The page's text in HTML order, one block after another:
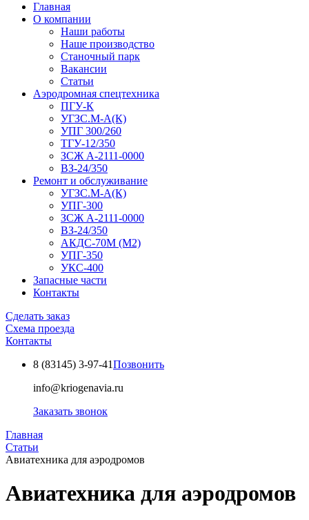
Главная
О компании
Наши работы
Наше производство
Станочный парк
Вакансии
Статьи
Аэродромная спецтехника
ПГУ-К
УГЗС.М-А(К)
УПГ 300/260
ТГУ-12/350
ЗСЖ А-2111-0000
ВЗ-24/350
Ремонт и обслуживание
УГЗС.М-А(К)
УПГ-300
ЗСЖ А-2111-0000
ВЗ-24/350
АКДС-70М (М2)
УПГ-350
УКС-400
Запасные части
Контакты
Сделать заказ
Схема проезда
Контакты
8 (83145) 3-97-41Позвонить
info@kriogenavia.ru
Заказать звонок
Главная
Статьи
Авиатехника для аэродромов
Авиатехника для аэродромов